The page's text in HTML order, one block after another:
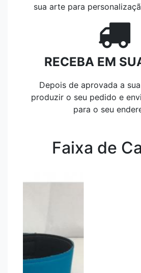
sua arte para
RECEBA EM
Depois de aprovada a
produzir o seu pedido e
para o seu
Faixa de